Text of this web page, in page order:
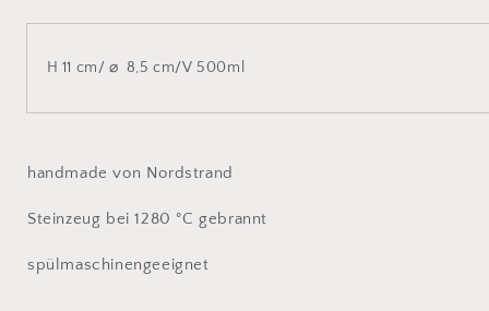
H 11 cm/ ⌀ 8,5 cm/V 500ml
handmade von Nordstrand
Steinzeug bei 1280 °C gebrannt
spülmaschinengeeignet